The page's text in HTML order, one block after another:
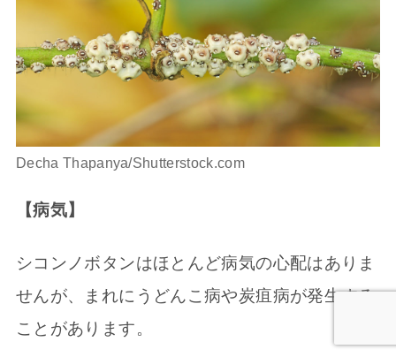
Decha Thapanya/Shutterstock.com
【病気】
シコンノボタンはほとんど病気の心配はありま
せんが、まれにうどんこ病や炭疽病が発生する
ことがあります。